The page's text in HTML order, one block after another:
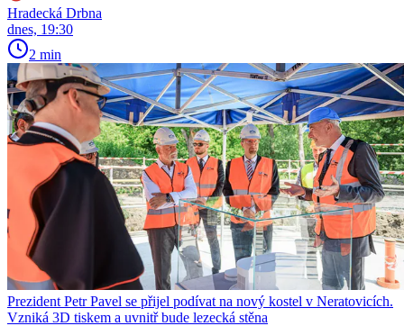
Hradecká Drbna
dnes, 19:30
2 min
Prezident Petr Pavel se přijel podívat na nový kostel v Neratovicích.
Vzniká 3D tiskem a uvnitř bude lezecká stěna